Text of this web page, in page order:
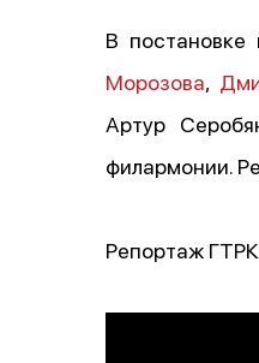
В постановке
Морозова,
Артур
филармонии.
Репортаж